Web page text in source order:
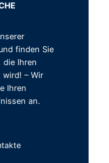
finden Sie
die Ihren
– Wir
Ihren
an.